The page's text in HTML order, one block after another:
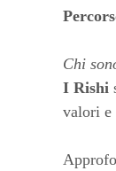
Chi
I Rishi
valori e